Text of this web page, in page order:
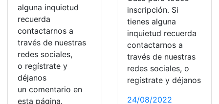
alguna inquietud
recuerda
contactarnos a
través de nuestras
redes sociales,
o regístrate y
déjanos
un comentario en
esta página.
inscripción. Si
tienes alguna
inquietud recuerda
contactarnos a
través de nuestras
redes sociales, o
regístrate y déjanos
24/08/2022